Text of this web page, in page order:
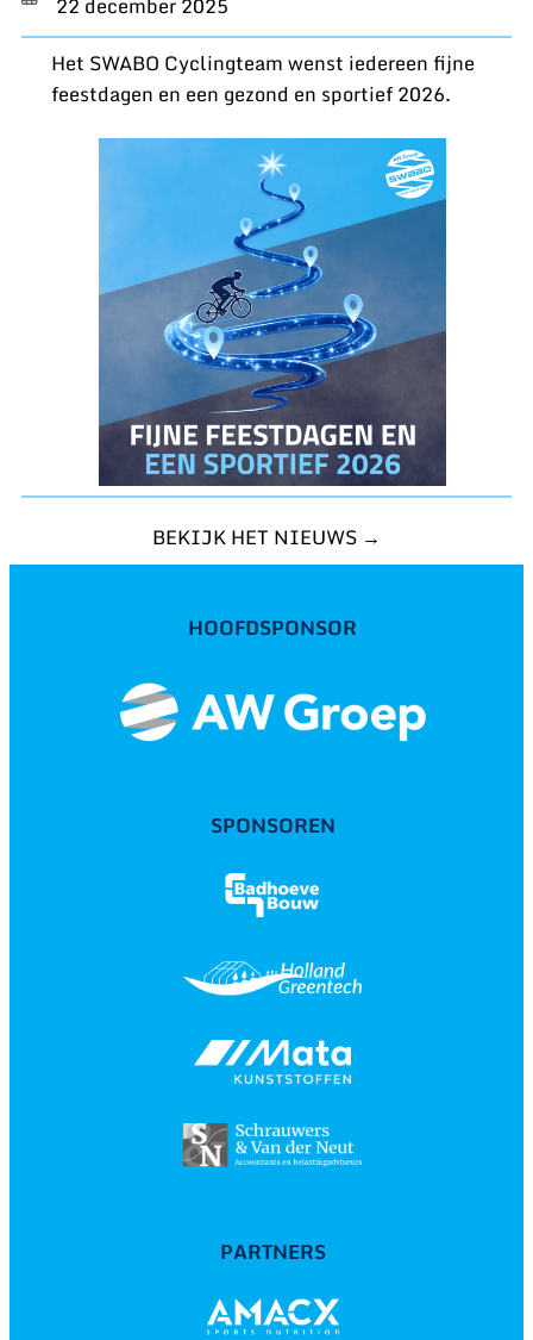
Het SWABO Cyclingteam wenst iedereen fijne
feestdagen en een gezond en sportief 2026.
BEKIJK HET NIEUWS →
HOOFDSPONSOR
SPONSOREN
PARTNERS